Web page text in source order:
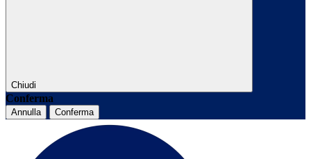
Chiudi
Conferma
Annulla Conferma